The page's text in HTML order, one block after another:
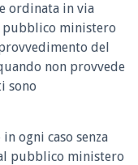
ordinata in via
pubblico ministero
del
non provvede
sono
ogni caso senza
pubblico ministero